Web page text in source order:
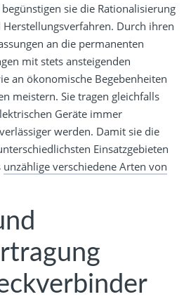
sie die Rationalisierung
Durch ihren
an die permanenten
mit stets ansteigenden
an ökonomische Begebenheiten
meistern. Sie tragen gleichfalls
Geräte immer
werden. Damit sie die
Einsatzgebieten
unzählige verschiedene Arten von